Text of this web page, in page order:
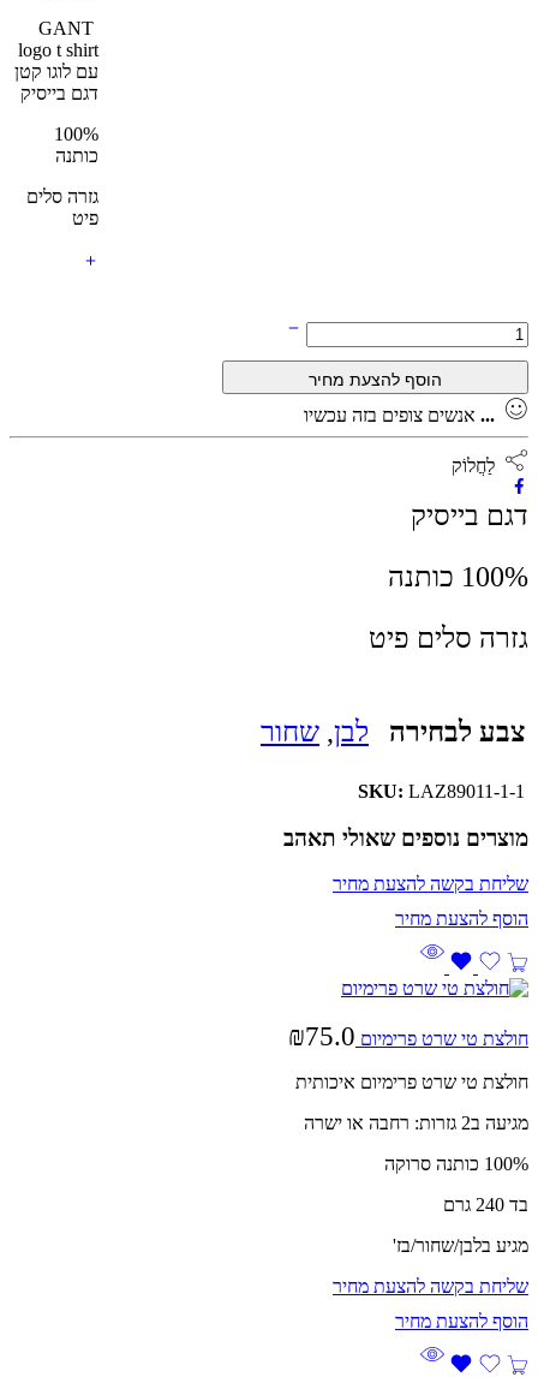
GANT
logo t shirt
עם לוגו קטן
דגם בייסיק
100%
כותנה
גזרה סלים
פיט
... אנשים צופים בזה עכשיו
לַחֲלוֹק
דגם בייסיק
100% כותנה
גזרה סלים פיט
צבע לבחירה לבן, שחור
SKU: LAZ89011-1-1
מוצרים נוספים שאולי תאהב
שליחת בקשה להצעת מחיר
חולצת טי שרט פרימיום ₪75.0
חולצת טי שרט פרימיום איכותית
מגיעה ב2 גזרות: רחבה או ישרה
100% כותנה סרוקה
בד 240 גרם
מגיע בלבן/שחור/בז'
שליחת בקשה להצעת מחיר